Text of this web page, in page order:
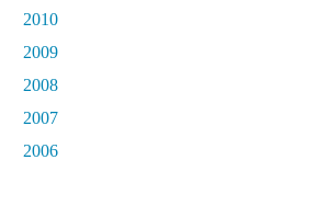
2010
2009
2008
2007
2006